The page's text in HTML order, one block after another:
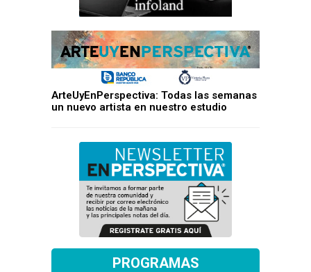
ArteUyEnPerspectiva: Todas las semanas
un nuevo artista en nuestro estudio
PROGRAMAS